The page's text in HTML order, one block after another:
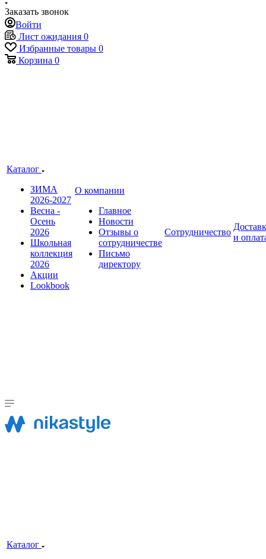
Заказать звонок
Войти
Лист ожидания 0
Избранные товары 0
Корзина 0
Каталог
ЗИМА
2026-2027
Весна -
Осень
2026
Школьная
коллекция
2026
Акции
Lookbook
О компании
Главное
Новости
Отзывы о
сотрудничестве
Письмо
директору
Сотрудничество
и
Каталог